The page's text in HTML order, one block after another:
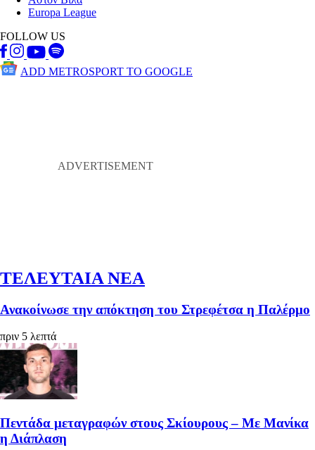
Europa League
FOLLOW US
ADD METROSPORT TO GOOGLE
ΤΕΛΕΥΤΑΙΑ ΝΕΑ
Ανακοίνωσε την απόκτηση του Στρεφέτσα η Παλέρμο
πριν 5 λεπτά
Πεντάδα μεταγραφών στους Σκίουρους – Με Μανίκα
η Διάπλαση